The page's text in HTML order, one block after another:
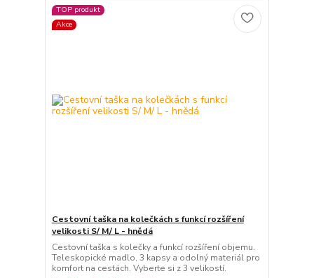
TOP produkt
Akce
Cestovní taška na kolečkách s funkcí rozšíření
velikosti S/ M/ L - hnědá
Cestovní taška s kolečky a funkcí rozšíření objemu.
Teleskopické madlo, 3 kapsy a odolný materiál pro
komfort na cestách. Vyberte si z 3 velikostí.